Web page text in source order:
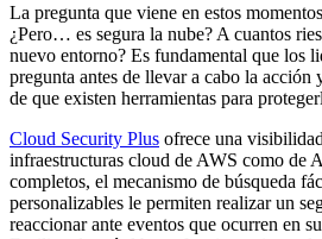
La pregunta que viene en estos
¿Pero… es segura la nube? A cuantos
nuevo entorno? Es fundamental que los
pregunta antes de llevar a cabo la acción
de que existen herramientas para
Cloud Security Plus ofrece una
infraestructuras cloud de AWS como de
completos, el mecanismo de búsqueda
personalizables le permiten realizar un
reaccionar ante eventos que ocurren en